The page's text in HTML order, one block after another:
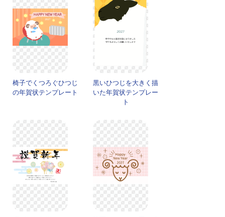
椅子でくつろぐひつじ
の年賀状テンプレート
黒いひつじを大きく描
いた年賀状テンプレー
ト